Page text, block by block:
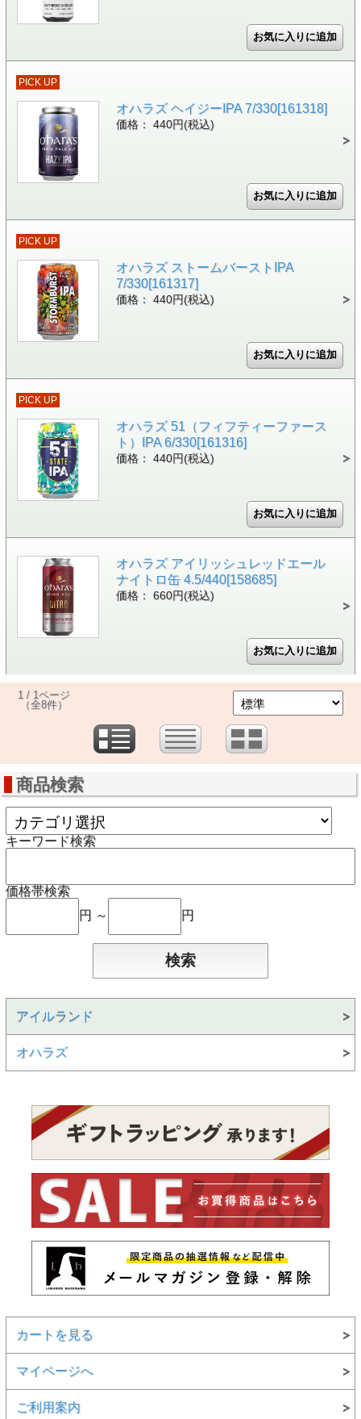
PICK UP
オハラズ ヘイジーIPA 7/330[161318]
価格： 440円(税込)
PICK UP
オハラズ ストームバーストIPA
7/330[161317]
価格： 440円(税込)
PICK UP
オハラズ 51（フィフティーファース
ト）IPA 6/330[161316]
価格： 440円(税込)
オハラズ アイリッシュレッドエール
ナイトロ缶 4.5/440[158685]
価格： 660円(税込)
1 / 1ページ
（全8件）
商品検索
キーワード検索
価格帯検索
円 ～
円
アイルランド
オハラズ
カートを見る
マイページへ
ご利用案内